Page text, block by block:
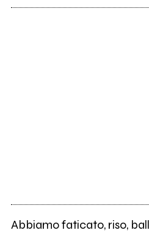
Abbiamo faticato, riso,